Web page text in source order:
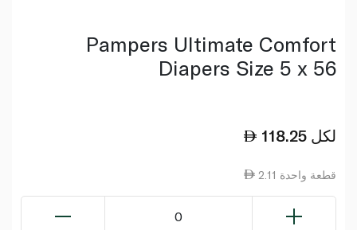
Pampers Ultimate Comfort
Diapers Size 5 x 56
118.25 لكل
2.11 قطعة واحدة
0